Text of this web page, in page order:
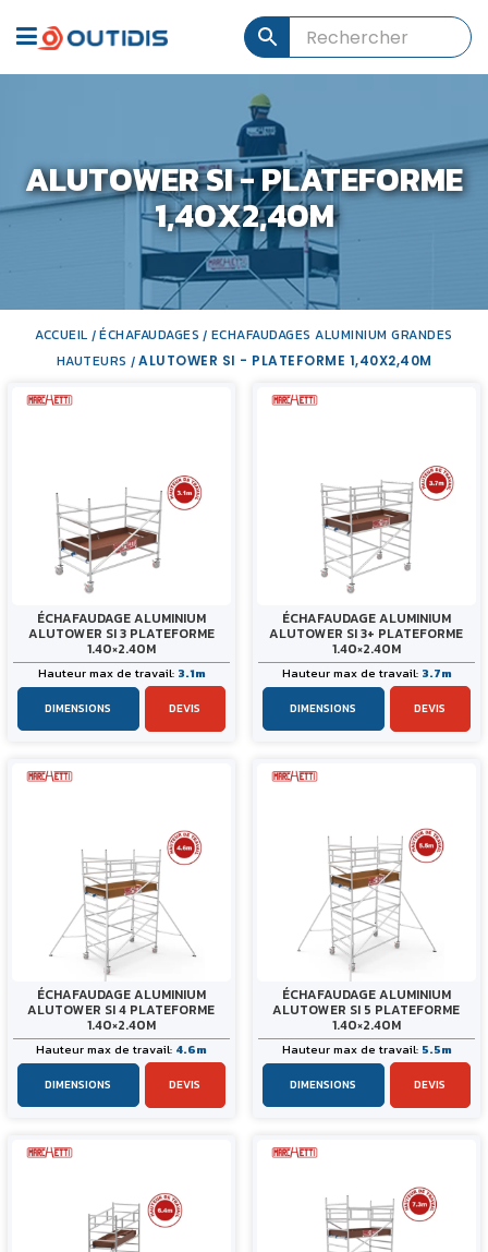
ALUTOWER SI - PLATEFORME
1,40X2,40M
ACCUEIL / ÉCHAFAUDAGES / ECHAFAUDAGES ALUMINIUM GRANDES
HAUTEURS / ALUTOWER SI - PLATEFORME 1,40X2,40M
ÉCHAFAUDAGE ALUMINIUM
ALUTOWER SI 3 PLATEFORME
1.40×2.40M
DIMENSIONS DEVIS
Hauteur max de travail: 3.1m
ÉCHAFAUDAGE ALUMINIUM
ALUTOWER SI 3+ PLATEFORME
1.40×2.40M
DIMENSIONS DEVIS
Hauteur max de travail: 3.7m
ÉCHAFAUDAGE ALUMINIUM
ALUTOWER SI 4 PLATEFORME
1.40×2.40M
DIMENSIONS DEVIS
Hauteur max de travail: 4.6m
ÉCHAFAUDAGE ALUMINIUM
ALUTOWER SI 5 PLATEFORME
1.40×2.40M
DIMENSIONS DEVIS
Hauteur max de travail: 5.5m